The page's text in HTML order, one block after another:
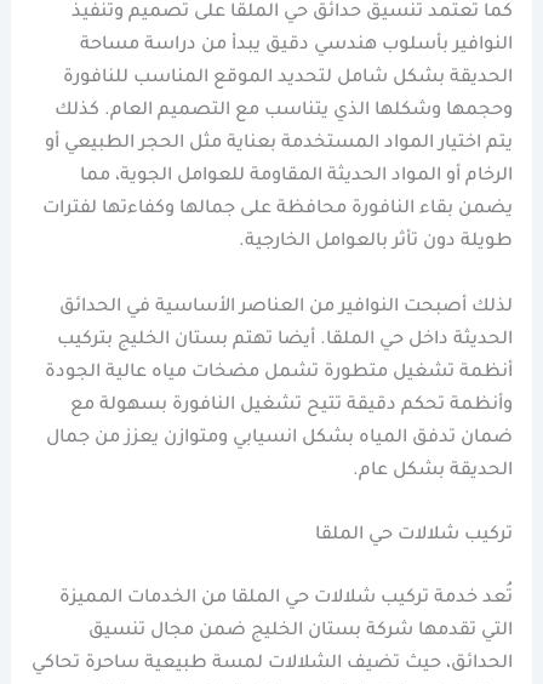
كما تعتمد تنسيق حدائق حي الملقا على تصميم وتنفيذ
النوافير بأسلوب هندسي دقيق يبدأ من دراسة مساحة
الحديقة بشكل شامل لتحديد الموقع المناسب للنافورة
وحجمها وشكلها الذي يتناسب مع التصميم العام. كذلك
يتم اختيار المواد المستخدمة بعناية مثل الحجر الطبيعي أو
الرخام أو المواد الحديثة المقاومة للعوامل الجوية، مما
يضمن بقاء النافورة محافظة على جمالها وكفاءتها لفترات
طويلة دون تأثر بالعوامل الخارجية.
لذلك أصبحت النوافير من العناصر الأساسية في الحدائق
الحديثة داخل حي الملقا. أيضا تهتم بستان الخليج بتركيب
أنظمة تشغيل متطورة تشمل مضخات مياه عالية الجودة
وأنظمة تحكم دقيقة تتيح تشغيل النافورة بسهولة مع
ضمان تدفق المياه بشكل انسيابي ومتوازن يعزز من جمال
الحديقة بشكل عام.
تركيب شلالات حي الملقا
تُعد خدمة تركيب شلالات حي الملقا من الخدمات المميزة
التي تقدمها شركة بستان الخليج ضمن مجال تنسيق
الحدائق، حيث تضيف الشلالات لمسة طبيعية ساحرة تحاكي